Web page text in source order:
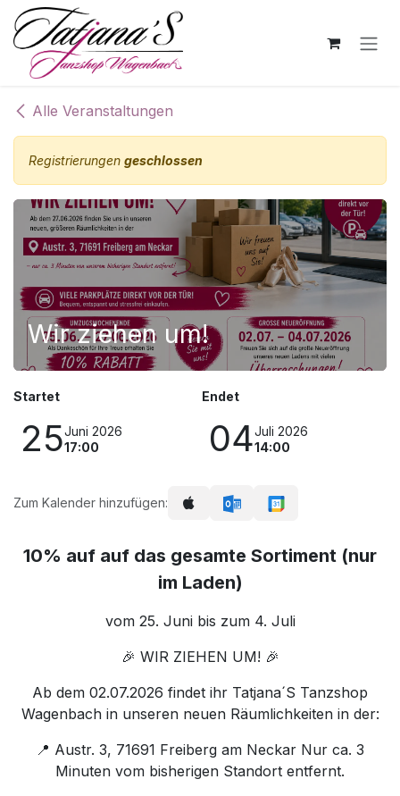
Zum Inhalt springen
Alle Veranstaltungen
Registrierungen geschlossen
Wir ziehen um!
Startet
25Juni 2026
17:00
Endet
04Juli 2026
14:00
Zum Kalender hinzufügen:
10% auf auf das gesamte Sortiment (nur
im Laden)
vom 25. Juni bis zum 4. Juli
🎉 WIR ZIEHEN UM! 🎉
Ab dem 02.07.2026 findet ihr Tatjana´S Tanzshop
Wagenbach in unseren neuen Räumlichkeiten in der:
📍 Austr. 3, 71691 Freiberg am Neckar Nur ca. 3
Minuten vom bisherigen Standort entfernt.